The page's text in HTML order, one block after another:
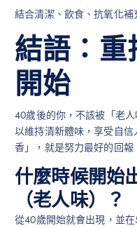
結合清潔、飲食、抗氧化補
結語：
開始
40歲後的你，不該被「老
以維持清新體味，享受自
香」，就是努力最好的回報
什麼時候開始
（老人味）？
從40歲開始就會出現，並